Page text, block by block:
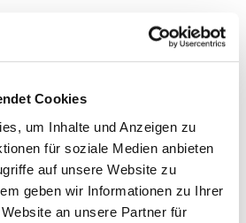
Cookies
um Inhalte und Anzeigen zu
für soziale Medien anbieten
auf unsere Website zu
geben wir Informationen zu Ihrer
an unsere Partner für
80–100%
80–100% (m/w/d) Sind Sie
neuen Herausforderung im
eine initiative, praktisch
Persönlichkeit